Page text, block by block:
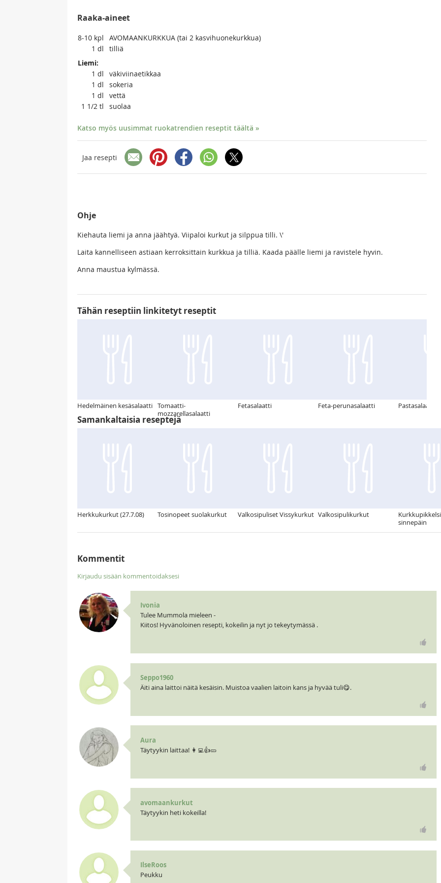
Raaka-aineet
8-10 kpl
AVOMAANKURKKUA (tai 2 kasvihuonekurkkua)
1 dl
tilliä
Liemi:
1 dl
väkiviinaetikkaa
1 dl
sokeria
1 dl
vettä
1 1/2 tl suolaa
Katso myös uusimmat ruokatrendien reseptit täältä »
Jaa resepti
Ohje
Kiehauta liemi ja anna jäähtyä. Viipaloi kurkut ja silppua tilli. \'
Laita kannelliseen astiaan kerroksittain kurkkua ja tilliä. Kaada päälle liemi ja ravistele hyvin.
Anna maustua kylmässä.
Tähän reseptiin linkitetyt reseptit
Hedelmäinen kesäsalaatti Tomaatti-
mozzarellasalaatti
Fetasalaatti Feta-perunasalaatti Pastasalaatti
Samankaltaisia reseptejä
Herkkukurkut (27.7.08) Tosinopeet suolakurkut Valkosipuliset Vissykurkut Valkosipulikurkut
sinnepäin
Kommentit
Kirjaudu sisään kommentoidaksesi
Ivonia
Tulee Mummola mieleen -
Kiitos! Hyvänoloinen resepti, kokeilin ja nyt jo tekeytymässä .
Seppo1960
Äiti aina laittoi näitä kesäisin. Muistoa vaalien laitoin kans ja hyvää tuli😋.
Aura
Täytyykin laittaa! 👩‍💻👍🥒
avomaankurkut
Täytyykin heti kokeilla!
IlseRoos
Peukku